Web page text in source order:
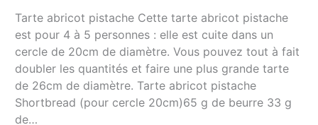
Tarte abricot pistache Cette tarte abricot pistache
est pour 4 à 5 personnes : elle est cuite dans un
cercle de 20cm de diamètre. Vous pouvez tout à fait
doubler les quantités et faire une plus grande tarte
de 26cm de diamètre. Tarte abricot pistache
Shortbread (pour cercle 20cm)65 g de beurre 33 g
de…